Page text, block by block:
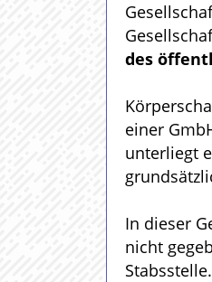
des
einer
unterliegt
In dieser
nicht